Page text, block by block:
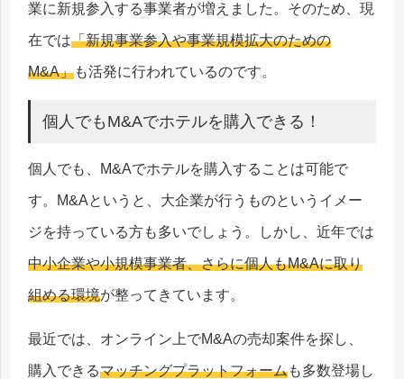
業に新規参入する事業者が増えました。そのため、現
在では「新規事業参入や事業規模拡大のための
M&A」も活発に行われているのです。
個人でもM&Aでホテルを購入できる！
個人でも、M&Aでホテルを購入することは可能で
す。M&Aというと、大企業が行うものというイメー
ジを持っている方も多いでしょう。しかし、近年では
中小企業や小規模事業者、さらに個人もM&Aに取り
組める環境が整ってきています。
最近では、オンライン上でM&Aの売却案件を探し、
購入できるマッチングプラットフォームも多数登場し